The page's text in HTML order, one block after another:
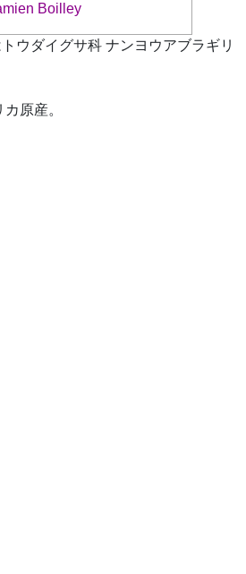
Boilley
ウダイグサ科 ナンヨウアブラギリ
原産。